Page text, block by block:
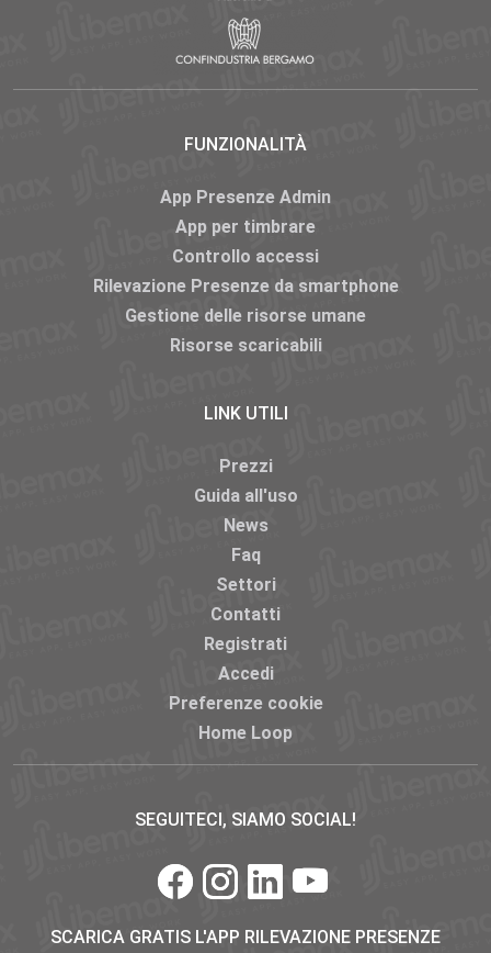
FUNZIONALITÀ
App Presenze Admin
App per timbrare
Controllo accessi
Rilevazione Presenze da smartphone
Gestione delle risorse umane
Risorse scaricabili
LINK UTILI
Prezzi
Guida all'uso
News
Faq
Settori
Contatti
Registrati
Accedi
Preferenze cookie
Home Loop
SEGUITECI, SIAMO SOCIAL!
SCARICA GRATIS L'APP RILEVAZIONE PRESENZE